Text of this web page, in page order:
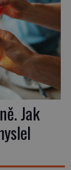
Jak